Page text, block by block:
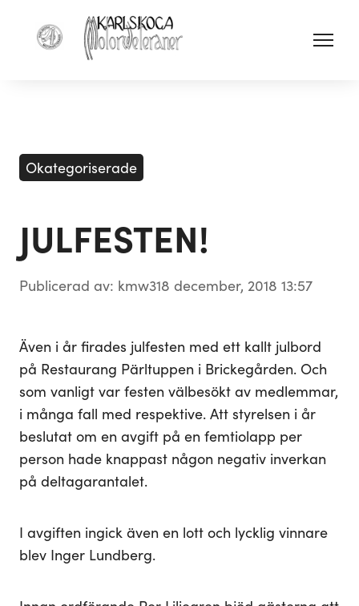
Okategoriserade
JULFESTEN!
Publicerad av: kmw318 december, 2018 13:57
Även i år firades julfesten med ett kallt julbord
på Restaurang Pärltuppen i Brickegården. Och
som vanligt var festen välbesökt av medlemmar,
i många fall med respektive. Att styrelsen i år
beslutat om en avgift på en femtiolapp per
person hade knappast någon negativ inverkan
på deltagarantalet.
I avgiften ingick även en lott och lycklig vinnare
blev Inger Lundberg.